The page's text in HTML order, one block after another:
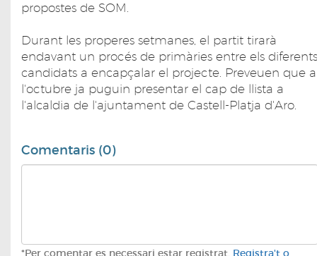
propostes de SOM.
Durant les properes setmanes, el partit tirarà
endavant un procés de primàries entre els diferents
candidats a encapçalar el projecte. Preveuen que a
l'octubre ja puguin presentar el cap de llista a
l'alcaldia de l'ajuntament de Castell-Platja d'Aro.
Comentaris (0)
*Per comentar es necessari estar registrat. Registra't o